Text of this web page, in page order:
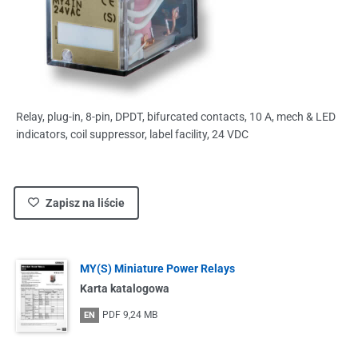
Relay, plug-in, 8-pin, DPDT, bifurcated contacts, 10 A, mech & LED
indicators, coil suppressor, label facility, 24 VDC
Zapisz na liście
MY(S) Miniature Power Relays
Karta katalogowa
EN PDF 9,24 MB